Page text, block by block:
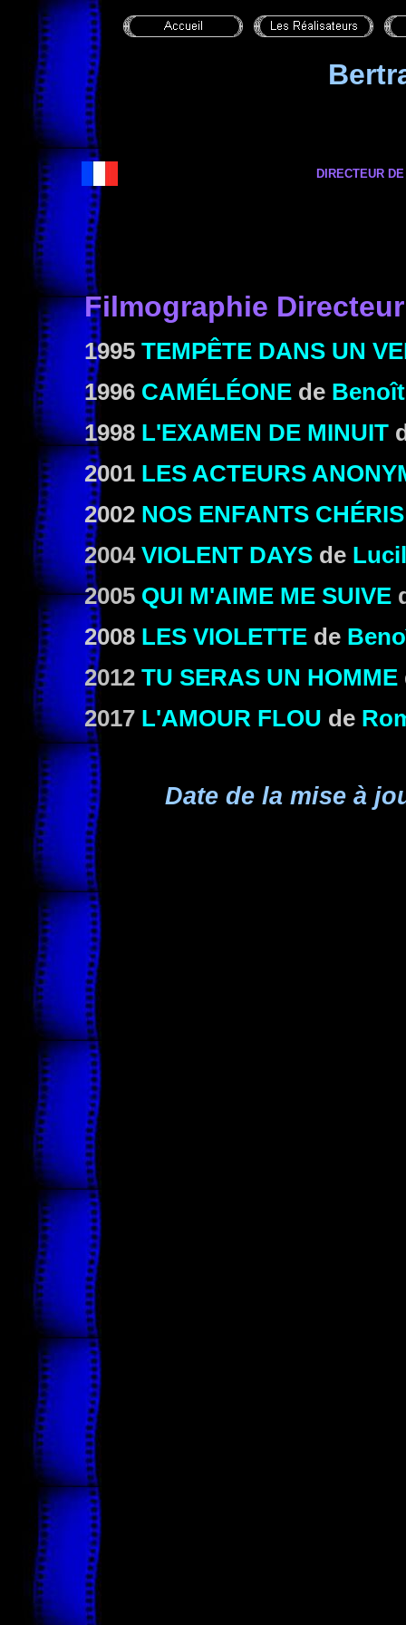
DIRECTEUR
Filmographie
1995 TEMPÊTE DANS UN
1996 CAMÉLÉONE de
1998 L'EXAMEN DE MINUIT
2001 LES ACTEURS
2002 NOS ENFANTS CHÉRIS
2004 VIOLENT DAYS de
2005 QUI M'AIME ME SUIVE
2008 LES VIOLETTE de
2012 TU SERAS UN HOMME
2017 L'AMOUR FLOU de
Date de la mise à